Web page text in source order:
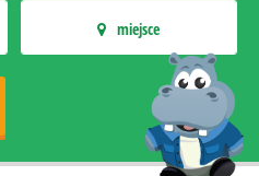
miejsce